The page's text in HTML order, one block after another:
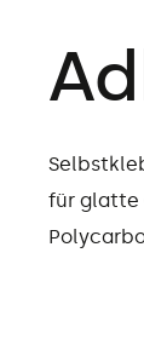
für glatte